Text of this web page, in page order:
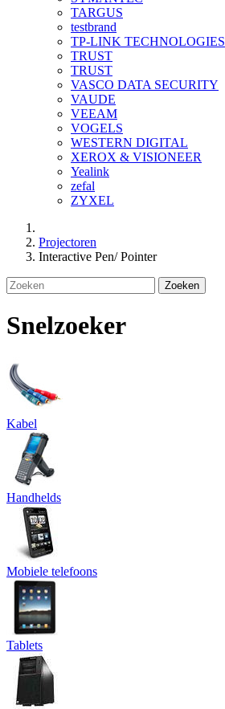
TARGUS
testbrand
TP-LINK TECHNOLOGIES
TRUST
TRUST
VASCO DATA SECURITY
VAUDE
VEEAM
VOGELS
WESTERN DIGITAL
XEROX & VISIONEER
Yealink
zefal
ZYXEL
Projectoren
Interactive Pen/ Pointer
Zoeken
Snelzoeker
Kabel
Handhelds
Mobiele telefoons
Tablets